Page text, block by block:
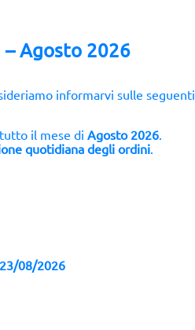
Prezzo:
IVA inclusa
Agosto 2026
informarvi sulle seguenti
il mese di Agosto 2026.
quotidiana degli ordini.
08/2026